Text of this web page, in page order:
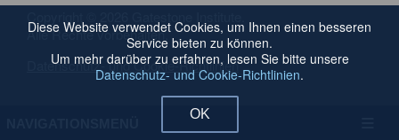
Alle Rechte vorbehalten.
Datenschutz- und Cookie-Richtlinien
Diese Website verwendet Cookies, um Ihnen einen besseren
Service bieten zu können.
Um mehr darüber zu erfahren, lesen Sie bitte unsere
Datenschutz- und Cookie-Richtlinien.
OK